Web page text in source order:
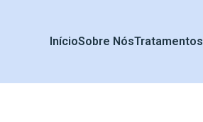
InícioSobre NósTratamentos